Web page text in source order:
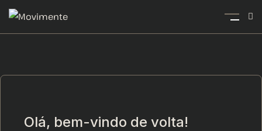
Olá, bem-vindo de volta!